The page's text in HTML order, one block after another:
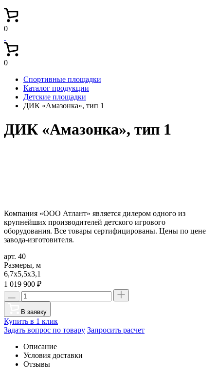
0
0
Спортивные площадки
Каталог продукции
Детские площадки
ДИК «Амазонка», тип 1
ДИК «Амазонка», тип 1
Компания «ООО Атлант» является дилером одного из
крупнейших производителей детского игрового
оборудования. Все товары сертифицированы. Цены по цене
завода-изготовителя.
арт. 40
Размеры, м
6,7х5,5х3,1
1 019 900 ₽
В заявку
Купить в 1 клик
Задать вопрос по товару Запросить расчет
Описание
Условия доставки
Отзывы